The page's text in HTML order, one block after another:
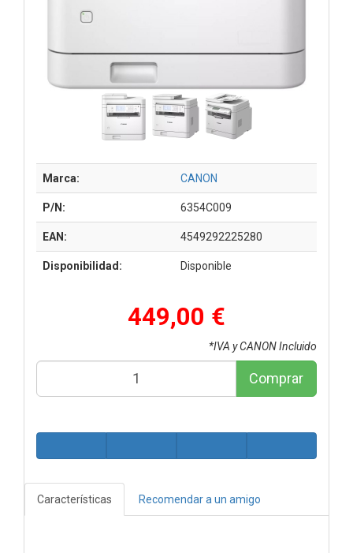
Marca: CANON
P/N: 6354C009
EAN: 4549292225280
Disponibilidad: Disponible
449,00 €
*IVA y CANON Incluido
Comprar
Características Recomendar a un amigo